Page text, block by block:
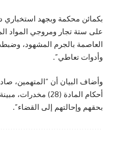
بكمائن محكمة وبجهد استخباري
على ستة تجار ومروجي المواد
العاصمة بالجرم المشهود،
وأدوات تعاطي”.
وأضاف البيان أن “المتهمين،
أحكام المادة (28)
بحقهم وإحالتهم إلى القضاء”.